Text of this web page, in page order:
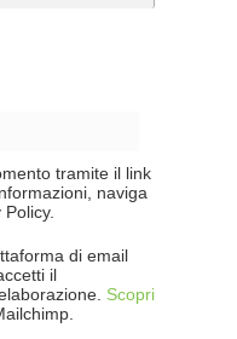
tramite il link
naviga
di email
il
Scopri